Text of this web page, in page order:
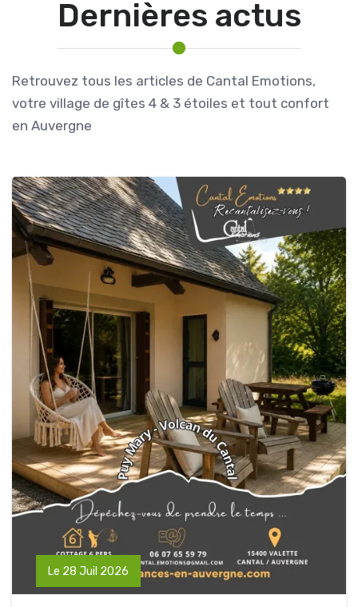
Dernières actus
Retrouvez tous les articles de Cantal Emotions,
votre village de gîtes 4 & 3 étoiles et tout confort
en Auvergne
Le 28 Juil 2026